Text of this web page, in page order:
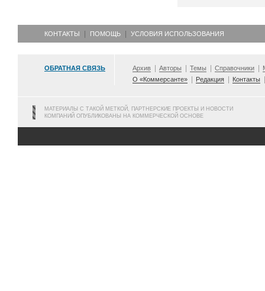
КОНТАКТЫ ПОМОЩЬ УСЛОВИЯ ИСПОЛЬЗОВАНИЯ
ОБРАТНАЯ СВЯЗЬ Архив Авторы Темы Справочники
О «Коммерсанте»
Редакция Контакты
МАТЕРИАЛЫ С ТАКОЙ МЕТКОЙ, ПАРТНЕРСКИЕ ПРОЕКТЫ И НОВОСТИ
КОМПАНИЙ ОПУБЛИКОВАНЫ НА КОММЕРЧЕСКОЙ ОСНОВЕ